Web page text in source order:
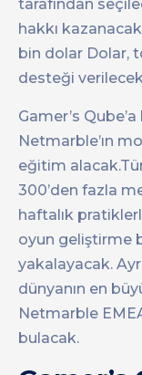
tarafından
hakkı
bin dolar Dolar,
desteği
Gamer’s
Netmarble’ın
eğitim
300’den fazla
haftalık
oyun geliştirme
yakalayacak.
dünyanın en
Netmarble
bulacak.